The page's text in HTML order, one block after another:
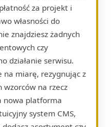
za projekt i
własności do
znajdziesz żadnych
czy
działanie serwisu.
na miarę, rezygnując z
wzorców na rzecz
nowa platforma
system CMS,